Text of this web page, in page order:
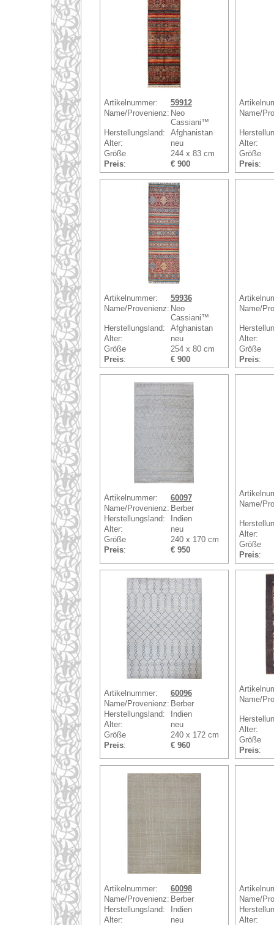
Artikelnummer:
59912
Name/Provenienz: Neo
Cassiani™
Herstellungsland:
Afghanistan
Alter:
neu
Größe
244 x 83 cm
Preis: € 900
Name/
Alter:
Größe
Preis:
Artikelnummer:
59936
Name/Provenienz: Neo
Cassiani™
Herstellungsland:
Afghanistan
Alter:
neu
Größe
254 x 80 cm
Preis: € 900
Name/
Alter:
Größe
Preis:
Artikelnummer:
60097
Name/Provenienz: Berber
Herstellungsland:
Indien
Alter:
neu
Größe
240 x 170 cm
Preis: € 950
Name/
Alter:
Größe
Preis:
Artikelnummer:
60096
Name/Provenienz: Berber
Herstellungsland:
Indien
Alter:
neu
Größe
240 x 172 cm
Preis: € 960
Name/
Alter:
Größe
Preis:
Artikelnummer:
60098
Name/Provenienz: Berber
Herstellungsland:
Indien
Alter:
neu
Name/
Alter: